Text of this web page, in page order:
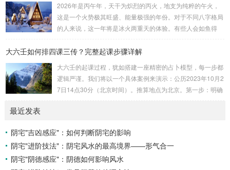
口：位于无名指指尖，属金，白虎，主数4、1、2，凶。小
吉：位于无名指根部，属木，六合，主数5、3、8，吉。空
亡：位于中指根部，属土，勾陈，...
2026年是丙午年，天干为炽烈的丙火，地支为纯粹的午火，
这是一个火势极其旺盛、能量极强的年份。对于不同八字格局
的人来说，这一年将是冰火两重天的体验。有些人会如鱼得
理：吉凶在于平衡与需求八字讲究五行平衡与“喜用神”。喜用
26年丙午，是火力全开的一年。因此：八字命局中“喜火”、“用
火”的人，等于得到了天地最强能量的帮助，犹如天降神助，
运势自然一飞冲天。八字命局中“忌火”的人...
大六壬如何排四课三传？完整起课步骤详解
大六壬的起课过程，犹如搭建一座精密的占卜模型，每一步都
逻辑严谨。我们将以一个具体案例来演示：公历2023年10月2
7日14点30分（北京时间）。推算地点为北京。第一步：明确
你需要：一张空白的天地盘（内含十二地支）、月将、当天日
干日支。第二步：核心步骤——排四课四课是“三传”之母，此
步必须精准。1. 定月将（布“天盘”的...
最近发表
阴宅"吉凶感应"：如何判断阴宅的影响
阴宅"进阶技法"：阴宅风水的最高境界——形气合一
阴宅"阴德感应"：阴德如何影响风水